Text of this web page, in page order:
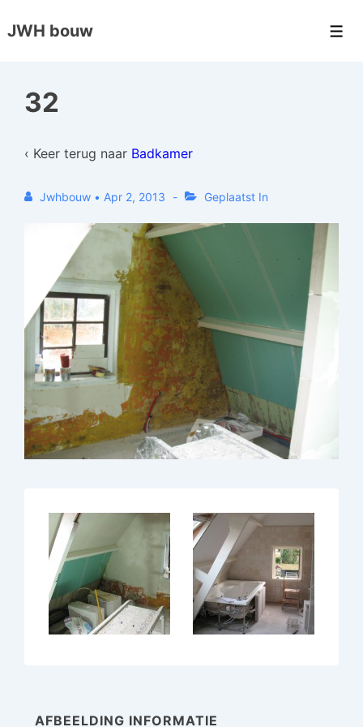
Doorgaan
JWH bouw
32
‹ Keer terug naar Badkamer
Jwhbouw • Apr 2, 2013 Geplaatst In
AFBEELDING INFORMATIE